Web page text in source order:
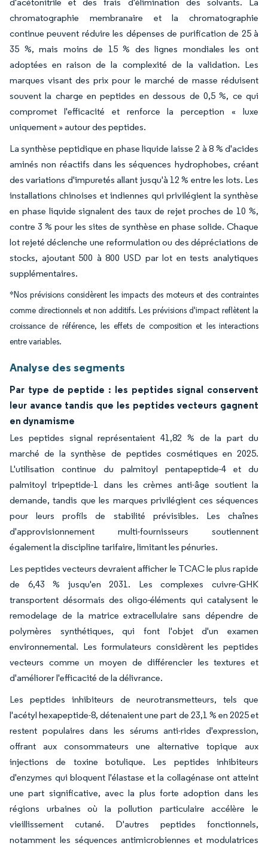
chromatographie membranaire et la chromatographie
continue peuvent réduire les dépenses de purification de 25 à
35 %, mais moins de 15 % des lignes mondiales les ont
adoptées en raison de la complexité de la validation. Les
marques visant des prix pour le marché de masse réduisent
souvent la charge en peptides en dessous de 0,5 %, ce qui
compromet l'efficacité et renforce la perception « luxe
uniquement » autour des peptides.
La synthèse peptidique en phase liquide laisse 2 à 8 % d'acides
aminés non réactifs dans les séquences hydrophobes, créant
des variations d'impuretés allant jusqu'à 12 % entre les lots. Les
installations chinoises et indiennes qui privilégient la synthèse
en phase liquide signalent des taux de rejet proches de 10 %,
contre 3 % pour les sites de synthèse en phase solide. Chaque
lot rejeté déclenche une reformulation ou des dépréciations de
stocks, ajoutant 500 à 800 USD par lot en tests analytiques
supplémentaires.
*Nos prévisions considèrent les impacts des moteurs et des contraintes
comme directionnels et non additifs. Les prévisions d'impact reflètent la
croissance de référence, les effets de composition et les interactions
entre variables.
Analyse des segments
Par type de peptide : les peptides signal conservent
leur avance tandis que les peptides vecteurs gagnent
en dynamisme
Les peptides signal représentaient 41,82 % de la part du
marché de la synthèse de peptides cosmétiques en 2025.
L'utilisation continue du palmitoyl pentapeptide-4 et du
palmitoyl tripeptide-1 dans les crèmes anti-âge soutient la
demande, tandis que les marques privilégient ces séquences
pour leurs profils de stabilité prévisibles. Les chaînes
d'approvisionnement multi-fournisseurs soutiennent
également la discipline tarifaire, limitant les pénuries.
Les peptides vecteurs devraient afficher le TCAC le plus rapide
de 6,43 % jusqu'en 2031. Les complexes cuivre-GHK
transportent désormais des oligo-éléments qui catalysent le
remodelage de la matrice extracellulaire sans dépendre de
polymères synthétiques, qui font l'objet d'un examen
environnemental. Les formulateurs considèrent les peptides
vecteurs comme un moyen de différencier les textures et
d'améliorer l'efficacité de la délivrance.
Les peptides inhibiteurs de neurotransmetteurs, tels que
l'acétyl hexapeptide-8, détenaient une part de 23,1 % en 2025 et
restent populaires dans les sérums anti-rides d'expression,
offrant aux consommateurs une alternative topique aux
injections de toxine botulique. Les peptides inhibiteurs
d'enzymes qui bloquent l'élastase et la collagénase ont atteint
une part significative, avec la plus forte adoption dans les
régions urbaines où la pollution particulaire accélère le
vieillissement cutané. D'autres peptides fonctionnels,
notamment les séquences antimicrobiennes et modulatrices